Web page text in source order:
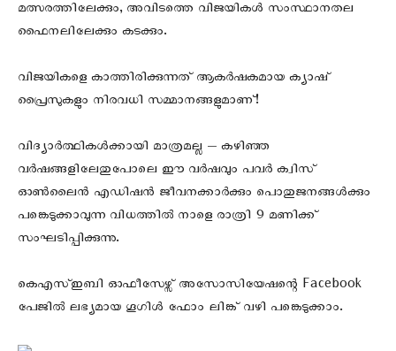
മത്സരത്തിലേക്കും, അവിടത്തെ വിജയികൾ സംസ്ഥാനതല
ഫൈനലിലേക്കും കടക്കും.
വിജയികളെ കാത്തിരിക്കുന്നത് ആകർഷകമായ ക്യാഷ്
പ്രൈസുകളും നിരവധി സമ്മാനങ്ങളുമാണ്!
വിദ്യാർത്ഥികൾക്കായി മാത്രമല്ല — കഴിഞ്ഞ
വർഷങ്ങളിലേതുപോലെ ഈ വർഷവും പവർ ക്വിസ്‌
ഓൺലൈൻ എഡിഷൻ ജീവനക്കാർക്കും പൊതുജനങ്ങൾക്കും
പങ്കെടുക്കാവുന്ന വിധത്തിൽ നാളെ രാത്രി 9 മണിക്ക്
സംഘടിപ്പിക്കുന്നു.
കെഎസ്ഇബി ഓഫീസേഴ്സ് അസോസിയേഷന്റെ Facebook
പേജിൽ ലഭ്യമായ ഗൂഗിൾ ഫോം ലിങ്ക് വഴി പങ്കെടുക്കാം.